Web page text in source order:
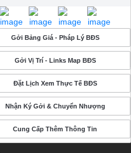
Gởi Bảng Giá - Pháp Lý BĐS
Gởi Vị Trí - Links Map BĐS
Đặt Lịch Xem Thực Tế BĐS
Nhận Ký Gởi & Chuyển Nhượng
Cung Cấp Thêm Thông Tin